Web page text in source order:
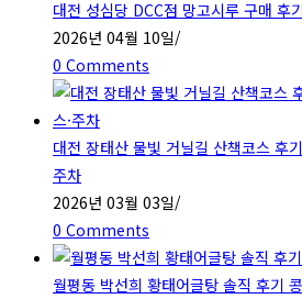
대전 성심당 DCC점 망고시루 구매 후
2026년 04월 10일/
0 Comments
대전 장태산 물빛 거닐길 산책코스 후
주차
2026년 03월 03일/
0 Comments
월평동 박선희 황태어글탕 솔직 후기